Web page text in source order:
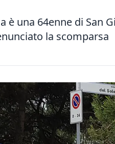
è una 64enne di San
la scomparsa